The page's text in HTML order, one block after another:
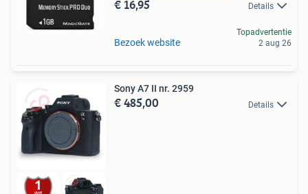
€ 16,95 Details
Bezoek website
Topadvertentie
2 aug 26
Sony A7 II nr. 2959
€ 485,00 Details